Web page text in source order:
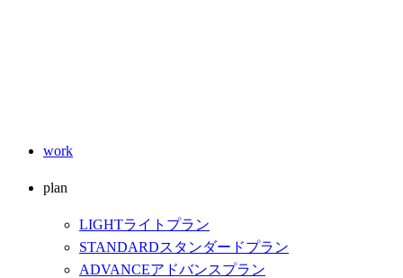
work
plan
LIGHTライトプラン
STANDARDスタンダードプラン
ADVANCEアドバンスプラン